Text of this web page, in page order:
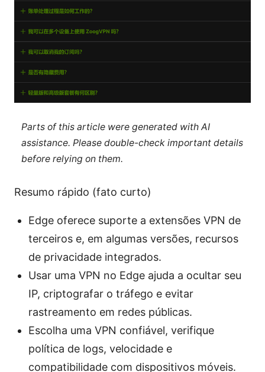
Parts of this article were generated with AI
assistance. Please double-check important details
before relying on them.
Resumo rápido (fato curto)
Edge oferece suporte a extensões VPN de
terceiros e, em algumas versões, recursos
de privacidade integrados.
Usar uma VPN no Edge ajuda a ocultar seu
IP, criptografar o tráfego e evitar
rastreamento em redes públicas.
Escolha uma VPN confiável, verifique
política de logs, velocidade e
compatibilidade com dispositivos móveis.